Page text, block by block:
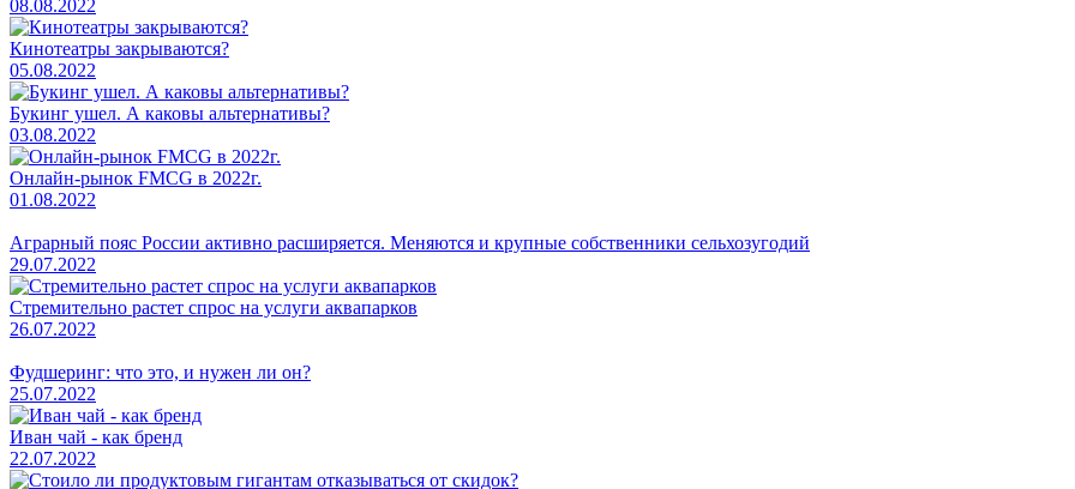
08.08.2022
Кинотеатры закрываются?
05.08.2022
Букинг ушел. А каковы альтернативы?
03.08.2022
Онлайн-рынок FMCG в 2022г.
01.08.2022
Аграрный пояс России активно расширяется. Меняются и крупные собственники сельхозугодий
29.07.2022
Стремительно растет спрос на услуги аквапарков
26.07.2022
Фудшеринг: что это, и нужен ли он?
25.07.2022
Иван чай - как бренд
22.07.2022